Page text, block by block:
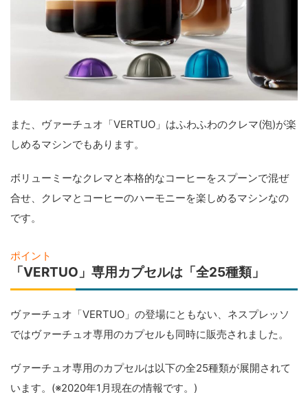
また、ヴァーチュオ「VERTUO」はふわふわのクレマ(泡)が楽
しめるマシンでもあります。
ボリューミーなクレマと本格的なコーヒーをスプーンで混ぜ
合せ、クレマとコーヒーのハーモニーを楽しめるマシンなの
です。
ポイント
「VERTUO」専用カプセルは「全25種類」
ヴァーチュオ「VERTUO」の登場にともない、ネスプレッソ
ではヴァーチュオ専用のカプセルも同時に販売されました。
ヴァーチュオ専用のカプセルは以下の全25種類が展開されて
います。(※2020年1月現在の情報です。)